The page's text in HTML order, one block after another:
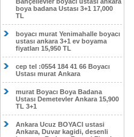
boya badana Ustası 3+1 17,000
TL
boyacı murat Yenimahalle boyacı
ustası ankara 3+1 ev boyama
fiyatları 15,950 TL
cep tel :0554 184 41 66 Boyacı
Ustası murat Ankara
murat Boyacı Boya Badana
Ustası Demetevler Ankara 15,900
TL 3+1
Ankara Ucuz BOYACI ustasi
Ankara, Duvar kagidi, desenli